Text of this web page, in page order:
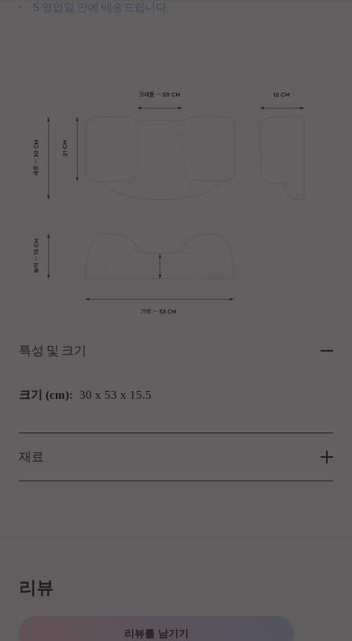
5 영업일 안에 배송드립니다.
특성 및 크기
크기 (cm): 30 x 53 x 15.5
재료
리뷰
리뷰를 남기기